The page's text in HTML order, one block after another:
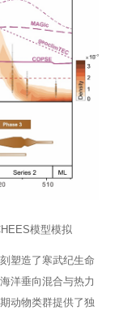
模型模拟
塑造了寒武纪生命
洋垂向混合与热力
动物类群提供了独